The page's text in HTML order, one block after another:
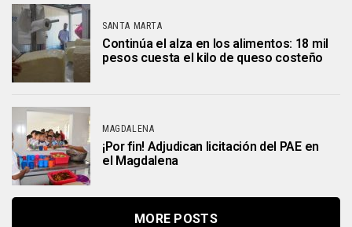
SANTA MARTA
Continúa el alza en los alimentos: 18 mil
pesos cuesta el kilo de queso costeño
MAGDALENA
¡Por fin! Adjudican licitación del PAE en
el Magdalena
MORE POSTS